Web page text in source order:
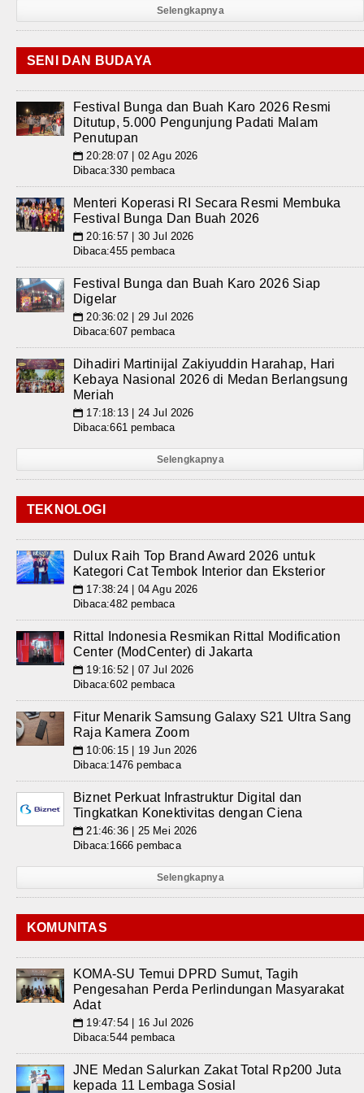
Selengkapnya
SENI DAN BUDAYA
Festival Bunga dan Buah Karo 2026 Resmi
Ditutup, 5.000 Pengunjung Padati Malam
Penutupan
📅 20:28:07 | 02 Agu 2026
Dibaca:330 pembaca
Menteri Koperasi RI Secara Resmi Membuka
Festival Bunga Dan Buah 2026
📅 20:16:57 | 30 Jul 2026
Dibaca:455 pembaca
Festival Bunga dan Buah Karo 2026 Siap
Digelar
📅 20:36:02 | 29 Jul 2026
Dibaca:607 pembaca
Dihadiri Martinijal Zakiyuddin Harahap, Hari
Kebaya Nasional 2026 di Medan Berlangsung
Meriah
📅 17:18:13 | 24 Jul 2026
Dibaca:661 pembaca
Selengkapnya
TEKNOLOGI
Dulux Raih Top Brand Award 2026 untuk
Kategori Cat Tembok Interior dan Eksterior
📅 17:38:24 | 04 Agu 2026
Dibaca:482 pembaca
Rittal Indonesia Resmikan Rittal Modification
Center (ModCenter) di Jakarta
📅 19:16:52 | 07 Jul 2026
Dibaca:602 pembaca
Fitur Menarik Samsung Galaxy S21 Ultra Sang
Raja Kamera Zoom
📅 10:06:15 | 19 Jun 2026
Dibaca:1476 pembaca
Biznet Perkuat Infrastruktur Digital dan
Tingkatkan Konektivitas dengan Ciena
📅 21:46:36 | 25 Mei 2026
Dibaca:1666 pembaca
Selengkapnya
KOMUNITAS
KOMA-SU Temui DPRD Sumut, Tagih
Pengesahan Perda Perlindungan Masyarakat
Adat
📅 19:47:54 | 16 Jul 2026
Dibaca:544 pembaca
JNE Medan Salurkan Zakat Total Rp200 Juta
kepada 11 Lembaga Sosial